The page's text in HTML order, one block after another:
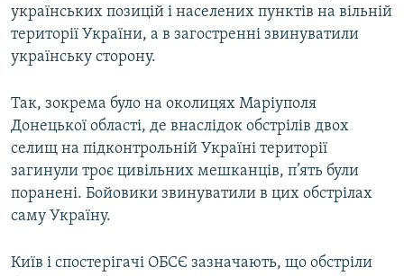
українських позицій і населених пунктів на вільній
території України, а в загостренні звинуватили
українську сторону.
Так, зокрема було на околицях Маріуполя
Донецької області, де внаслідок обстрілів двох
селищ на підконтрольній Україні території
загинули троє цивільних мешканців, п’ять були
поранені. Бойовики звинуватили в цих обстрілах
саму Україну.
Київ і спостерігачі ОБСЄ зазначають, що обстріли